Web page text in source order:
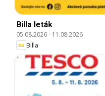
Billa leták
05.08.2026- 11.08.2026
Billa